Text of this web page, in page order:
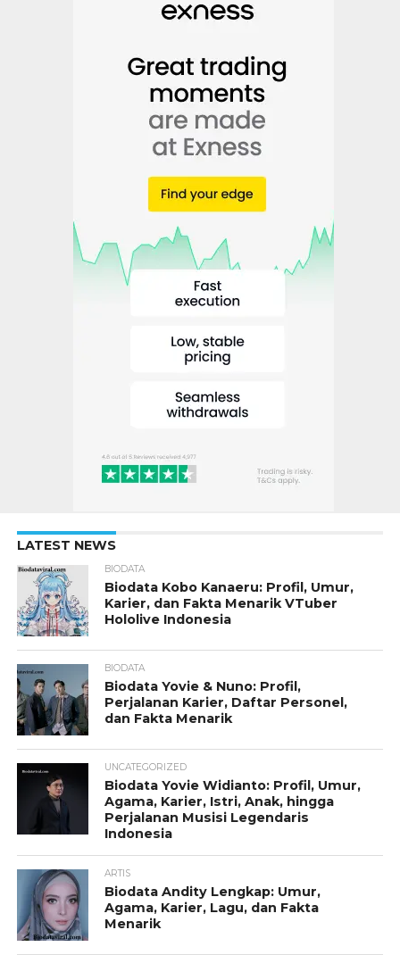
LATEST NEWS
BIODATA
Biodata Kobo Kanaeru: Profil, Umur,
Karier, dan Fakta Menarik VTuber
Hololive Indonesia
BIODATA
Biodata Yovie & Nuno: Profil,
Perjalanan Karier, Daftar Personel,
dan Fakta Menarik
UNCATEGORIZED
Biodata Yovie Widianto: Profil, Umur,
Agama, Karier, Istri, Anak, hingga
Perjalanan Musisi Legendaris
Indonesia
ARTIS
Biodata Andity Lengkap: Umur,
Agama, Karier, Lagu, dan Fakta
Menarik